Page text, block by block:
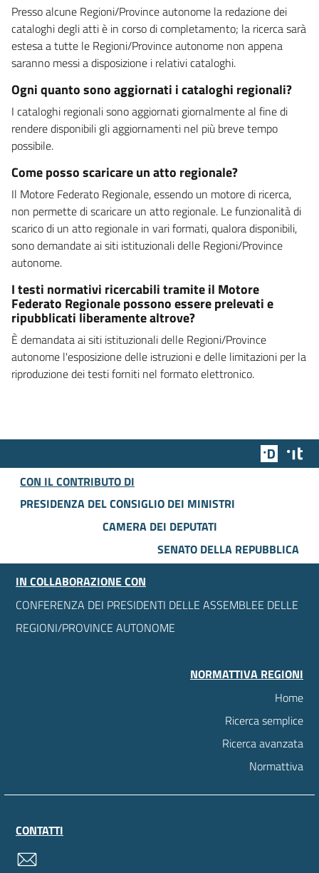
Presso alcune Regioni/Province autonome la redazione dei
cataloghi degli atti è in corso di completamento; la ricerca sarà
estesa a tutte le Regioni/Province autonome non appena
saranno messi a disposizione i relativi cataloghi.
Ogni quanto sono aggiornati i cataloghi regionali?
I cataloghi regionali sono aggiornati giornalmente al fine di
rendere disponibili gli aggiornamenti nel più breve tempo
possibile.
Come posso scaricare un atto regionale?
Il Motore Federato Regionale, essendo un motore di ricerca,
non permette di scaricare un atto regionale. Le funzionalità di
scarico di un atto regionale in vari formati, qualora disponibili,
sono demandate ai siti istituzionali delle Regioni/Province
autonome.
I testi normativi ricercabili tramite il Motore
Federato Regionale possono essere prelevati e
ripubblicati liberamente altrove?
È demandata ai siti istituzionali delle Regioni/Province
autonome l'esposizione delle istruzioni e delle limitazioni per la
riproduzione dei testi forniti nel formato elettronico.
Team
CON IL CONTRIBUTO DI
PRESIDENZA DEL CONSIGLIO DEI MINISTRI
CAMERA DEI DEPUTATI
SENATO DELLA REPUBBLICA
IN COLLABORAZIONE CON
CONFERENZA DEI PRESIDENTI DELLE ASSEMBLEE DELLE
REGIONI/PROVINCE AUTONOME
NORMATTIVA REGIONI
Home
Ricerca semplice
Ricerca avanzata
Normattiva
CONTATTI